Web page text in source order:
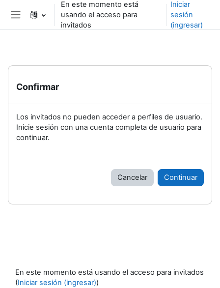
Saltar al contenido principal
Pánel lateral
En este momento está
usando el acceso para
invitados
Iniciar
sesión
(ingresar)
Confirmar
Los invitados no pueden acceder a perfiles de usuario.
Inicie sesión con una cuenta completa de usuario para
continuar.
Cancelar Continuar
En este momento está usando el acceso para invitados
(Iniciar sesión (ingresar))